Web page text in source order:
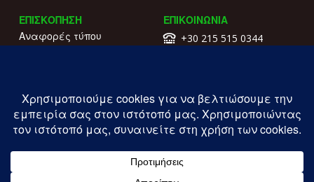
ΕΠΙΣΚΟΠΗΣΗ
Αναφορές τύπου
Πολιτική απορρήτου
ΕΠΙΚΟΙΝΩΝΙΑ
+30 215 515 0344
ΓΕΜΗ: 177203407000
Copyright ILIOFOS IM © 2026